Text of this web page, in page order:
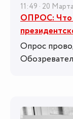
11:49 · 20
ОПРОС: Что
Опрос